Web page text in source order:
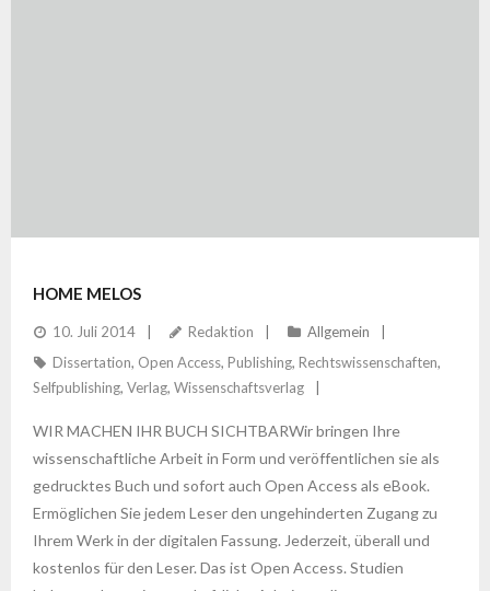
HOME MELOS
10. Juli 2014 Redaktion
Allgemein
Dissertation, Open Access, Publishing, Rechtswissenschaften,
Selfpublishing, Verlag, Wissenschaftsverlag
WIR MACHEN IHR BUCH SICHTBARWir bringen Ihre
wissenschaftliche Arbeit in Form und veröffentlichen sie als
gedrucktes Buch und sofort auch Open Access als eBook.
Ermöglichen Sie jedem Leser den ungehinderten Zugang zu
Ihrem Werk in der digitalen Fassung. Jederzeit, überall und
kostenlos für den Leser. Das ist Open Access. Studien